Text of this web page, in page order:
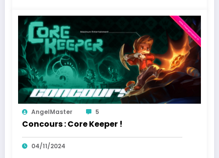
AngelMaster 5
Concours : Core Keeper !
04/11/2024